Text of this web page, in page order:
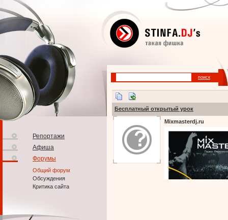
Репортажи
Афиша
Форумы
Общий форум
Обсуждения
Критика сайта
Бесплатный открытый урок
Mixmasterdj.ru